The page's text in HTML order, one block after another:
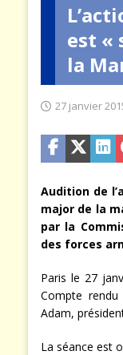
est «
la
27 janvier
Audition de
major de la
par la
des forces
Paris le 27
Compte
Adam,
La séance est